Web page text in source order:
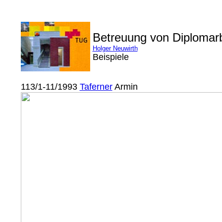
Betreuung von
Holger Neuwirth
Beispiele
113/1-11/1993 TafernerArmin